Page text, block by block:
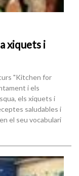
xiquets i
"Kitchen for
i els
els xiquets i
saludables i
el seu vocabulari